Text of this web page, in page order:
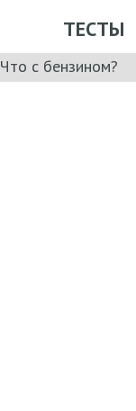
ТЕСТЫ
Что с бензином?